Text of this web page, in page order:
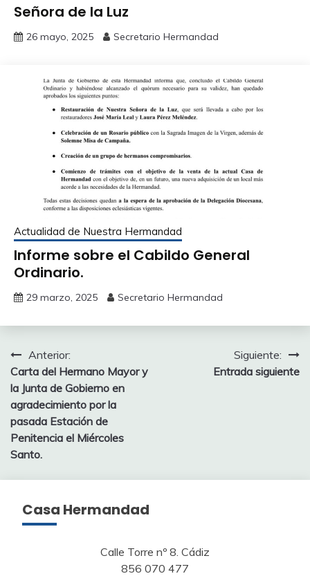
Señora de la Luz
26 mayo, 2025 Secretario Hermandad
Actualidad de Nuestra Hermandad
Informe sobre el Cabildo General
Ordinario.
29 marzo, 2025 Secretario Hermandad
Navegación
de
entradas
Anterior:
Carta del Hermano Mayor y
la Junta de Gobierno en
agradecimiento por la
pasada Estación de
Penitencia el Miércoles
Santo.
Siguiente:
Entrada siguiente
Casa Hermandad
Calle Torre nº 8. Cádiz
856 070 477